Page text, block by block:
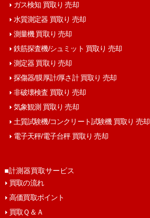
ガス検知 買取り 売却
水質測定器 買取り 売却
測量機 買取り 売却
鉄筋探査機/シュミット 買取り 売却
測定器 買取り 売却
探傷器/膜厚計/厚さ計 買取り 売却
非破壊検査 買取り 売却
気象観測 買取り 売却
土質試験機/コンクリート試験機 買取り 売却
電子天秤/電子台秤 買取り 売却
■計測器買取サービス
買取の流れ
高価買取ポイント
買取Ｑ＆Ａ